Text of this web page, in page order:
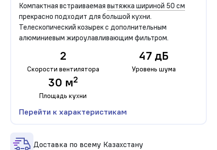
Компактная встраиваемая вытяжка шириной 50 см
прекрасно подходит для большой кухни.
Телескопический козырек с дополнительным
алюминиевым жироулавливающим фильтром.
2
Скорости вентилятора
47 дБ
Уровень шума
30 м2
Площадь кухни
Перейти к характеристикам
Доставка по всему Казахстану